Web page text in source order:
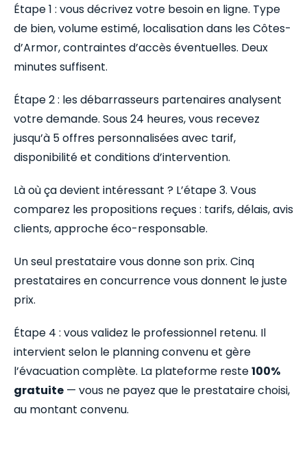
Étape 1 : vous décrivez votre besoin en ligne. Type
de bien, volume estimé, localisation dans les Côtes-
d’Armor, contraintes d’accès éventuelles. Deux
minutes suffisent.
Étape 2 : les débarrasseurs partenaires analysent
votre demande. Sous 24 heures, vous recevez
jusqu’à 5 offres personnalisées avec tarif,
disponibilité et conditions d’intervention.
Là où ça devient intéressant ? L’étape 3. Vous
comparez les propositions reçues : tarifs, délais, avis
clients, approche éco-responsable.
Un seul prestataire vous donne son prix. Cinq
prestataires en concurrence vous donnent le juste
prix.
Étape 4 : vous validez le professionnel retenu. Il
intervient selon le planning convenu et gère
l’évacuation complète. La plateforme reste100%
gratuite — vous ne payez que le prestataire choisi,
au montant convenu.